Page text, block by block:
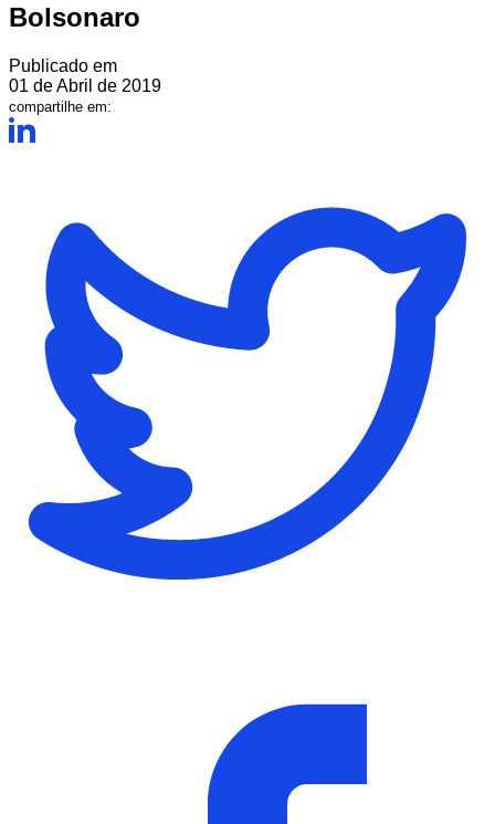
Bolsonaro
Publicado em
01 de Abril de 2019
compartilhe em: